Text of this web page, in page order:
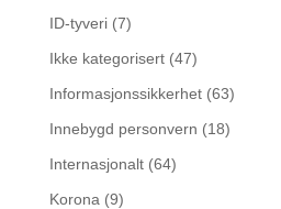
ID-tyveri(7)
Ikke kategorisert(47)
Informasjonssikkerhet(63)
Innebygd personvern (18)
Internasjonalt(64)
Korona (9)